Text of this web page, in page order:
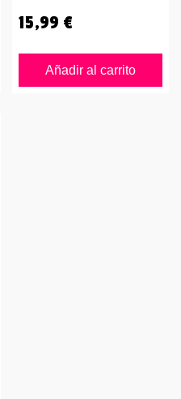
15,99 €
Añadir al carrito